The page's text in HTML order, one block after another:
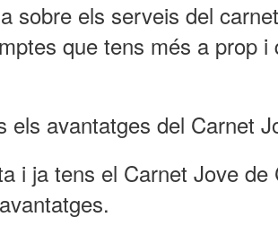
sobre els serveis del
que tens més a prop
avantatges del Carnet
i ja tens el Carnet Jove